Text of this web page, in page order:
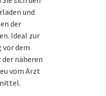
und
der
Ideal zur
dem
näheren
vom Arzt